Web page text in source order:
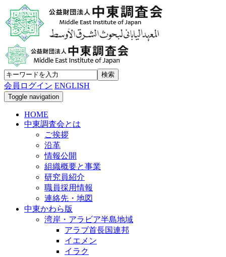
会員ログイン ENGLISH
Toggle navigation
HOME
中東調査会とは
ご挨拶
沿革
情報公開
組織概要と事業
研究員紹介
職員採用情報
連絡先・地図
中東かわら版
湾岸・アラビア半島地域
アラブ首長国連邦
イエメン
イラク